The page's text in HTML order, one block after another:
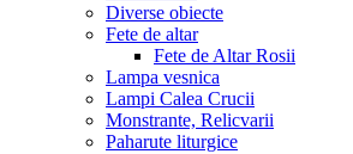
Diverse obiecte
Fete de altar
Fete de Altar Rosii
Lampa vesnica
Lampi Calea Crucii
Monstrante, Relicvarii
Paharute liturgice